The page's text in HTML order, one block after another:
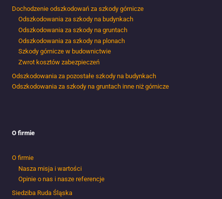
Dochodzenie odszkodowań za szkody górnicze
Odszkodowania za szkody na budynkach
Odszkodowania za szkody na gruntach
Odszkodowania za szkody na plonach
Szkody górnicze w budownictwie
Zwrot kosztów zabezpieczeń
Odszkodowania za pozostałe szkody na budynkach
Odszkodowania za szkody na gruntach inne niż górnicze
O firmie
O firmie
Nasza misja i wartości
Opinie o nas i nasze referencje
Siedziba Ruda Śląska